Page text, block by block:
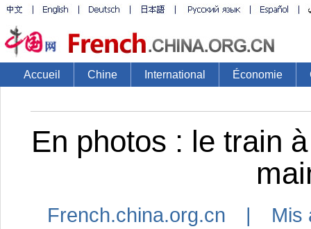
Accueil Chine International Économie
En photos : le train
French.china.org.cn |